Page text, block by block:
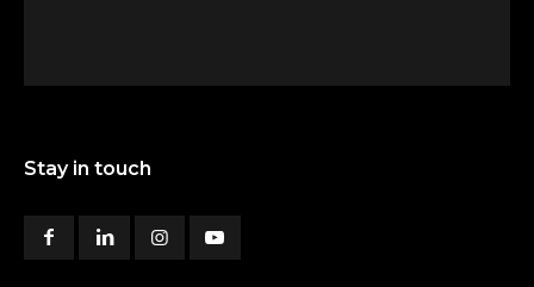
Stay in touch